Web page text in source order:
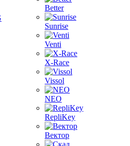
Better
Sunrise
Venti
X-Race
Vissol
NEO
RepliKey
Вектор